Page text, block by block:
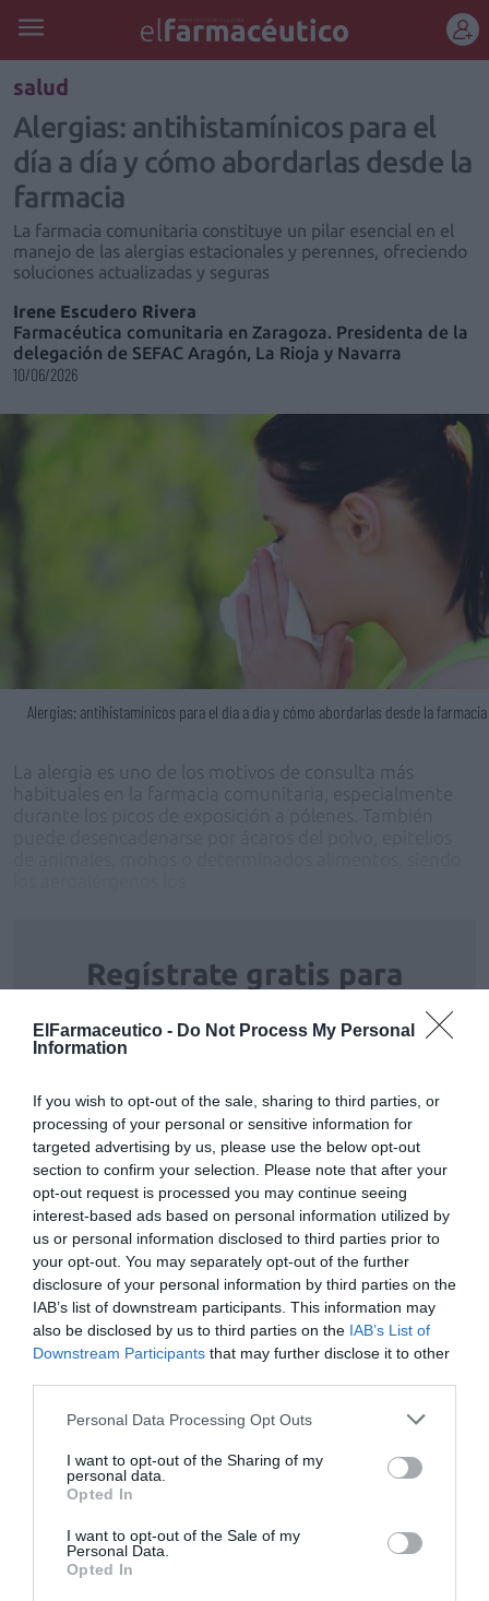
ElFarmaceutico - Do Not Process My Personal
Information
If you wish to opt-out of the sale, sharing to third parties, or
processing of your personal or sensitive information for
targeted advertising by us, please use the below opt-out
section to confirm your selection. Please note that after your
opt-out request is processed you may continue seeing
interest-based ads based on personal information utilized by
us or personal information disclosed to third parties prior to
your opt-out. You may separately opt-out of the further
disclosure of your personal information by third parties on the
IAB’s list of downstream participants. This information may
also be disclosed by us to third parties on the IAB’s List of
Downstream Participants that may further disclose it to other
Personal Data Processing Opt Outs
I want to opt-out of the Sharing of my
personal data.
Opted In
I want to opt-out of the Sale of my
Personal Data.
Opted In
salud
Alergias: antihistamínicos para el
día a día y cómo abordarlas desde la
farmacia
La farmacia comunitaria constituye un pilar esencial en el
manejo de las alergias estacionales y perennes, ofreciendo
soluciones actualizadas y seguras
Irene Escudero Rivera
Farmacéutica comunitaria en Zaragoza. Presidenta de la
delegación de SEFAC Aragón, La Rioja y Navarra
10/06/2026
Alergias: antihistamínicos para el día a día y cómo abordarlas desde la farmacia
La alergia es uno de los motivos de consulta más
habituales en la farmacia comunitaria, especialmente
Regístrate gratis para
Farmacéutico
REGÍSTRATE INICIAR SESIÓN
Tags
salud alergias respiratorias
antihistamínicos
Destacados
La venta online de medicamentos
DIGITAL Isabel Marín Moral 28/07/2026